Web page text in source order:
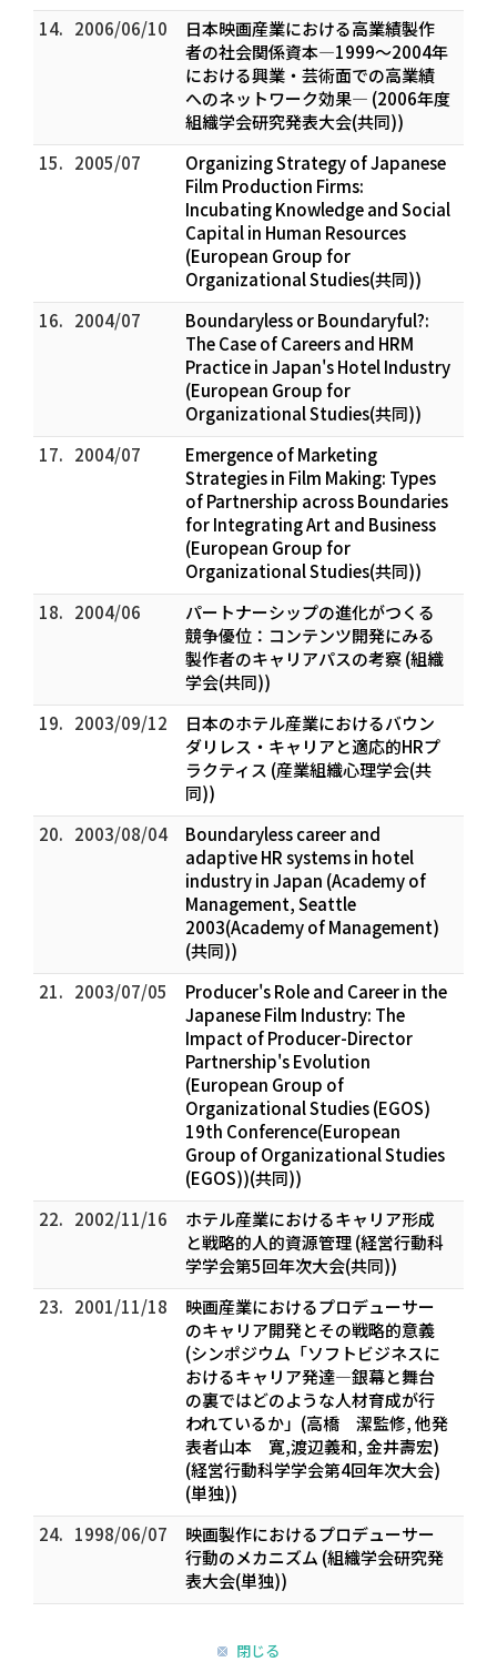
14. 2006/06/10
日本映画産業における高業績製作
者の社会関係資本―1999～2004年
における興業・芸術面での高業績
へのネットワーク効果― (2006年度
組織学会研究発表大会(共同))
15. 2005/07
Organizing Strategy of Japanese
Film Production Firms:
Incubating Knowledge and Social
Capital in Human Resources
(European Group for
Organizational Studies(共同))
16. 2004/07
Boundaryless or Boundaryful?:
The Case of Careers and HRM
Practice in Japan's Hotel Industry
(European Group for
Organizational Studies(共同))
17. 2004/07
Emergence of Marketing
Strategies in Film Making: Types
of Partnership across Boundaries
for Integrating Art and Business
(European Group for
Organizational Studies(共同))
18. 2004/06
パートナーシップの進化がつくる
競争優位：コンテンツ開発にみる
製作者のキャリアパスの考察 (組織
学会(共同))
19. 2003/09/12
日本のホテル産業におけるバウン
ダリレス・キャリアと適応的HRプ
ラクティス (産業組織心理学会(共
同))
20. 2003/08/04
Boundaryless career and
adaptive HR systems in hotel
industry in Japan (Academy of
Management, Seattle
2003(Academy of Management)
(共同))
21. 2003/07/05
Producer's Role and Career in the
Japanese Film Industry: The
Impact of Producer-Director
Partnership's Evolution
(European Group of
Organizational Studies (EGOS)
19th Conference(European
Group of Organizational Studies
(EGOS))(共同))
22. 2002/11/16
ホテル産業におけるキャリア形成
と戦略的人的資源管理 (経営行動科
学学会第5回年次大会(共同))
23. 2001/11/18
映画産業におけるプロデューサー
のキャリア開発とその戦略的意義
(シンポジウム「ソフトビジネスに
おけるキャリア発達―銀幕と舞台
の裏ではどのような人材育成が行
われているか」(高橋 潔監修, 他発
表者山本 寛,渡辺義和, 金井壽宏)
(経営行動科学学会第4回年次大会)
(単独))
24. 1998/06/07
映画製作におけるプロデューサー
行動のメカニズム (組織学会研究発
表大会(単独))
閉じる